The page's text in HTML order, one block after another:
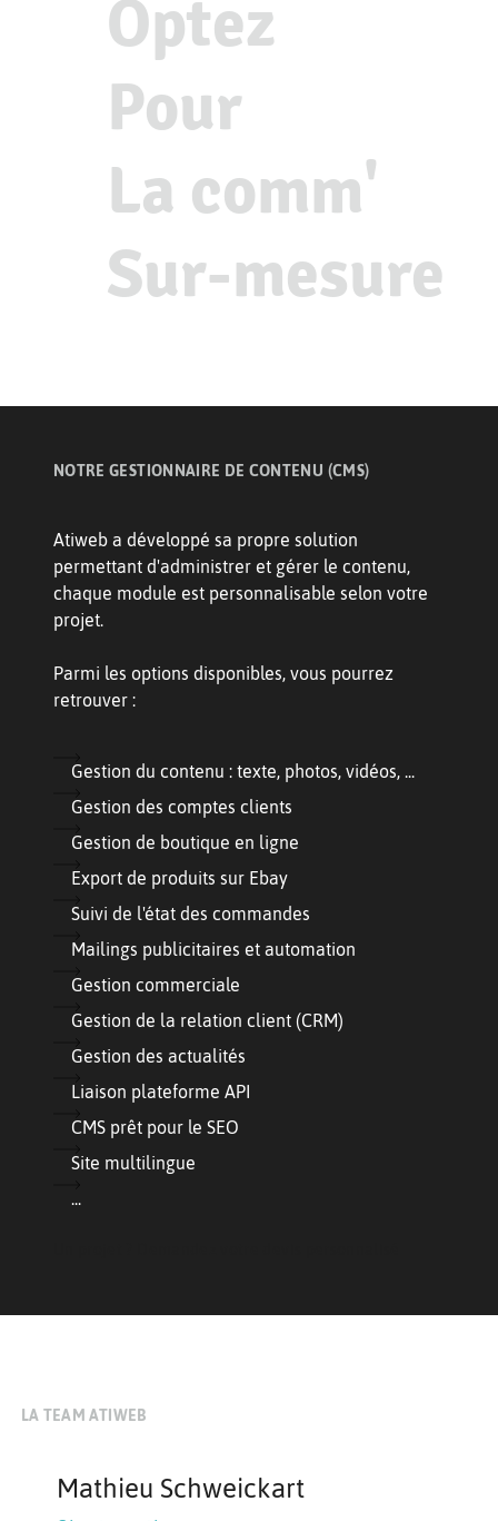
Optez
Pour
La comm'
Sur-mesure
NOTRE GESTIONNAIRE DE CONTENU (CMS)
Atiweb a développé sa propre solution
permettant d'administrer et gérer le contenu,
chaque module est personnalisable selon votre
projet.
Parmi les options disponibles, vous pourrez
retrouver :
Gestion du contenu : texte, photos, vidéos, ...
Gestion des comptes clients
Gestion de boutique en ligne
Export de produits sur Ebay
Suivi de l'état des commandes
Mailings publicitaires et automation
Gestion commerciale
Gestion de la relation client (CRM)
Gestion des actualités
Liaison plateforme API
CMS prêt pour le SEO
Site multilingue
...
LA TEAM ATIWEB
Mathieu Schweickart